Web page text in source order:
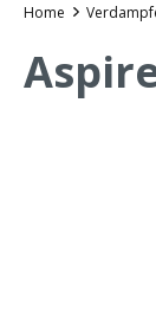
Home